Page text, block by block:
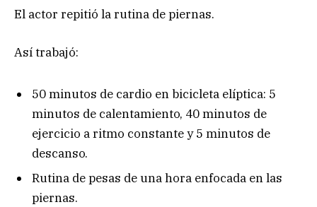
El actor repitió la rutina de piernas.
Así trabajó:
50 minutos de cardio en bicicleta elíptica: 5
minutos de calentamiento, 40 minutos de
ejercicio a ritmo constante y 5 minutos de
descanso.
Rutina de pesas de una hora enfocada en las
piernas.